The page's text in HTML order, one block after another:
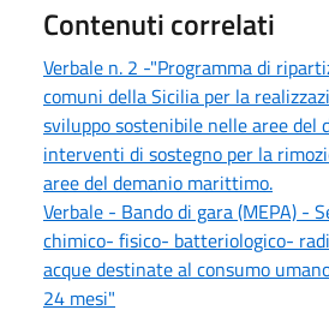
Contenuti correlati
Verbale n. 2 -"Programma di
comuni della Sicilia per la
sviluppo sostenibile nelle aree
interventi di sostegno per la
aree del demanio marittimo.
Verbale - Bando di gara (MEPA) -
chimico- fisico- batteriologico-
acque destinate al consumo
24 mesi"